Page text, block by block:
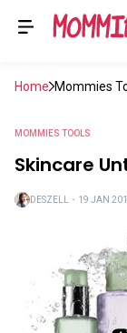
Home Mommies
MOMMIES TOOLS
Skincare
DESZELL ・ 19 JAN